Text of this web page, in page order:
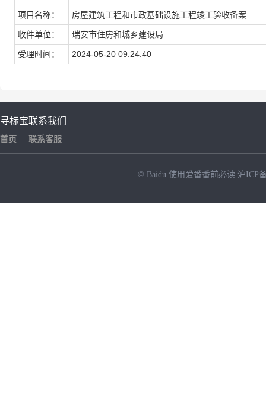
项目名称： 房屋建筑工程和市政基础设施工程竣工验收备案
收件单位： 瑞安市住房和城乡建设局
受理时间： 2024-05-20 09:24:40
寻标宝
首页
联系我们
联系客服
© Baidu 使用爱番番前必读 沪ICP